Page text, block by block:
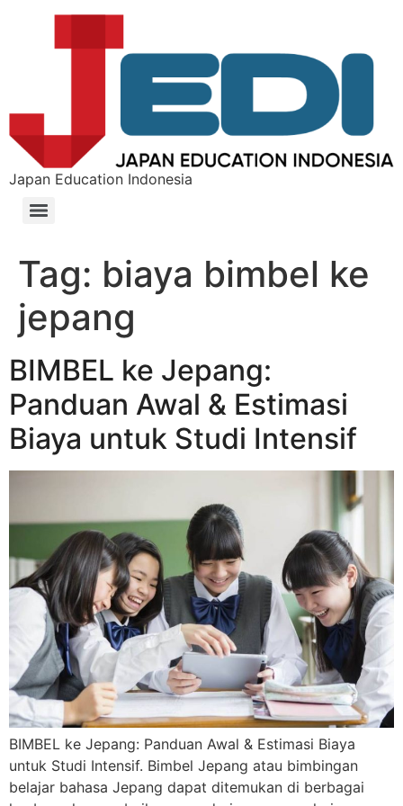
Japan Education Indonesia
Tag: biaya bimbel ke
jepang
BIMBEL ke Jepang:
Panduan Awal & Estimasi
Biaya untuk Studi Intensif
BIMBEL ke Jepang: Panduan Awal & Estimasi Biaya
untuk Studi Intensif. Bimbel Jepang atau bimbingan
belajar bahasa Jepang dapat ditemukan di berbagai